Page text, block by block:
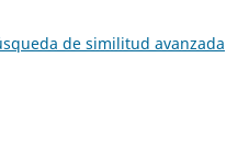
de similitud avanzada